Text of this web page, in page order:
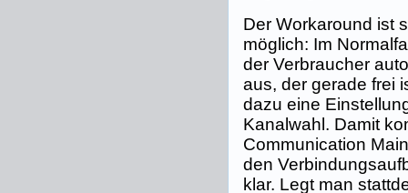
Der Workaround ist
möglich: Im
der Verbraucher
aus, der gerade frei
dazu eine
Kanalwahl. Damit
Communication
den
klar. Legt man